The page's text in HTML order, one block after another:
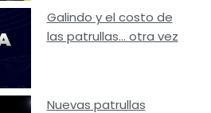
Galindo y el costo de
las patrullas… otra vez
Nuevas patrullas